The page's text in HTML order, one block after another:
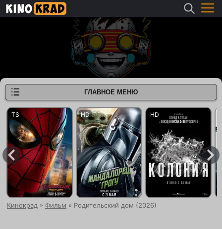
Кинокрад » Фильм » Родительский дом (2026)
ГЛАВНОЕ МЕНЮ